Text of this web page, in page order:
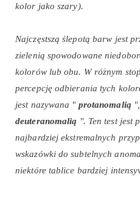
kolor jako szary).
Najczęstszą ślepotą barw jest
zielenią spowodowane
kolorów lub obu. W różnym
percepcję odbierania tych
jest nazywana "protanomalią
deuteranomalią ". Ten test jest
najbardziej ekstremalnych
wskazówki do subtelnych
niektóre tablice bardziej